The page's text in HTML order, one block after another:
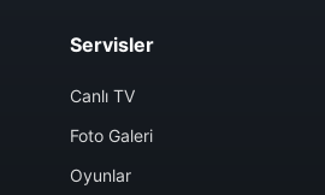
Servisler
Canlı TV
Foto Galeri
Oyunlar